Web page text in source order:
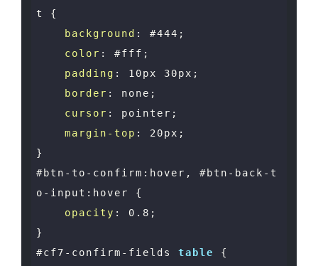
t
{
background : #444 ;
color : #fff ;
padding : 10px 30px ;
border : none;
cursor : pointer;
margin-top : 20px ;
#btn-to-confirm :hover , #btn-back-t
o-input :hover
{
opacity : 0.8 ;
#cf7-confirm-fields
table
{